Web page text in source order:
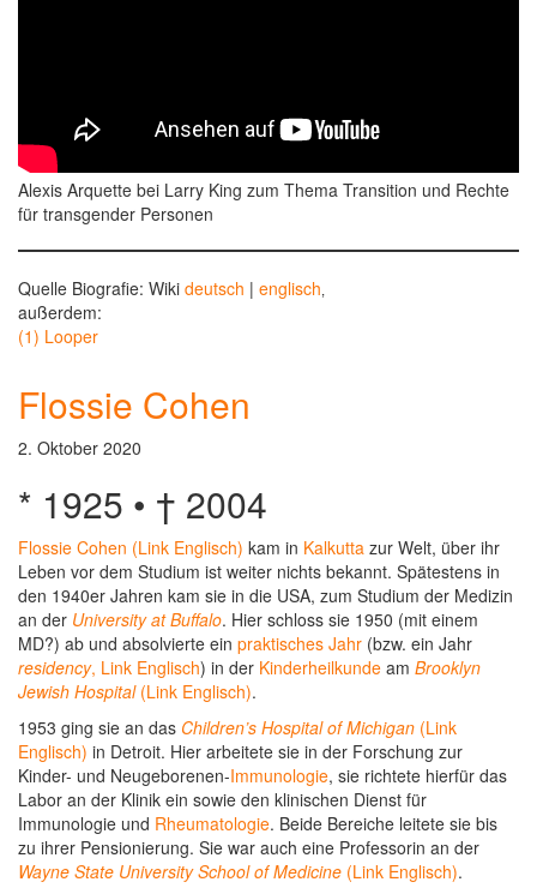
Alexis Arquette bei Larry King zum Thema Transition und Rechte
für transgender Personen
Quelle Biografie: Wiki deutsch | englisch‚
außerdem:
(1) Looper
Flossie Cohen
2. Oktober 2020
* 1925 • † 2004
Flossie Cohen (Link Englisch) kam in Kalkutta zur Welt, über ihr
Leben vor dem Studium ist weiter nichts bekannt. Spätestens in
den 1940er Jahren kam sie in die USA, zum Studium der Medizin
an der University at Buffalo. Hier schloss sie 1950 (mit einem
MD?) ab und absolvierte ein praktisches Jahr (bzw. ein Jahr
residency, Link Englisch) in der Kinderheilkunde am Brooklyn
Jewish Hospital (Link Englisch).
1953 ging sie an das Children’s Hospital of Michigan (Link
Englisch) in Detroit. Hier arbeitete sie in der Forschung zur
Kinder- und Neugeborenen-Immunologie, sie richtete hierfür das
Labor an der Klinik ein sowie den klinischen Dienst für
Immunologie und Rheumatologie. Beide Bereiche leitete sie bis
zu ihrer Pensionierung. Sie war auch eine Professorin an der
Wayne State University School of Medicine (Link Englisch).